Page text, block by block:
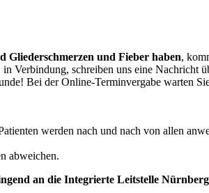
Gliederschmerzen und Fieber haben,
Verbindung, schreiben uns eine Nachricht
Bei der Online-Terminvergabe warten
werden nach und nach von allen
abweichen.
an die Integrierte Leitstelle